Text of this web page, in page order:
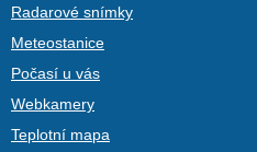
Radarové snímky
Meteostanice
Počasí u vás
Webkamery
Teplotní mapa